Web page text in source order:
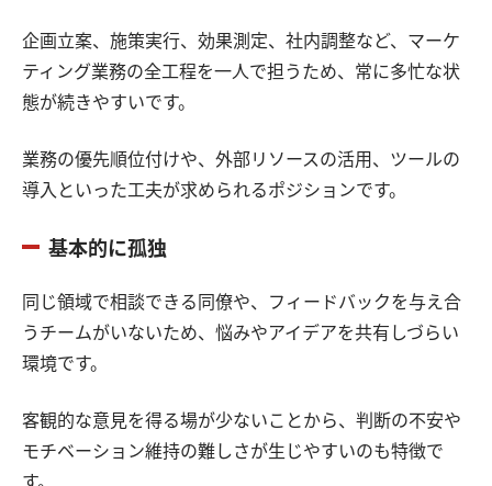
企画立案、施策実行、効果測定、社内調整など、マーケ
ティング業務の全工程を一人で担うため、常に多忙な状
態が続きやすいです。
業務の優先順位付けや、外部リソースの活用、ツールの
導入といった工夫が求められるポジションです。
基本的に孤独
同じ領域で相談できる同僚や、フィードバックを与え合
うチームがいないため、悩みやアイデアを共有しづらい
環境です。
客観的な意見を得る場が少ないことから、判断の不安や
モチベーション維持の難しさが生じやすいのも特徴で
す。